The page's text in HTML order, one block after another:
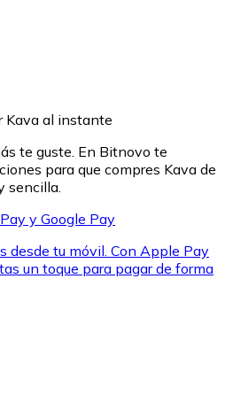
Kava al instante
te guste. En Bitnovo te
para que compres Kava de
sencilla.
y Google Pay
desde tu móvil. Con Apple Pay
un toque para pagar de forma